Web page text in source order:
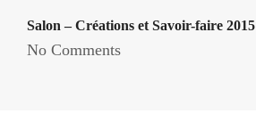
Salon – Créations et Savoir-faire 2015
No Comments